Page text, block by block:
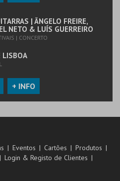
| ÂNGELO FREIRE,
NETO & LUÍS GUERREIRO
| CONCERTO
LISBOA
+ INFO
Eventos Cartões
Produtos
Login & Registo de Clientes